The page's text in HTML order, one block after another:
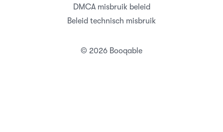
© 2026 Booqable
DMCA misbruik beleid
Beleid technisch misbruik